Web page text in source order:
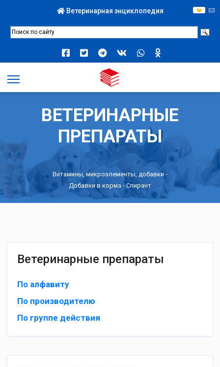
Ветеринарная энциклопедия
ВЕТЕРИНАРНЫЕ
ПРЕПАРАТЫ
Витамины, микроэлементы, добавки -
Добавки в корма - Спирант
Ветеринарные препараты
По алфавиту
По производителю
По группе действия